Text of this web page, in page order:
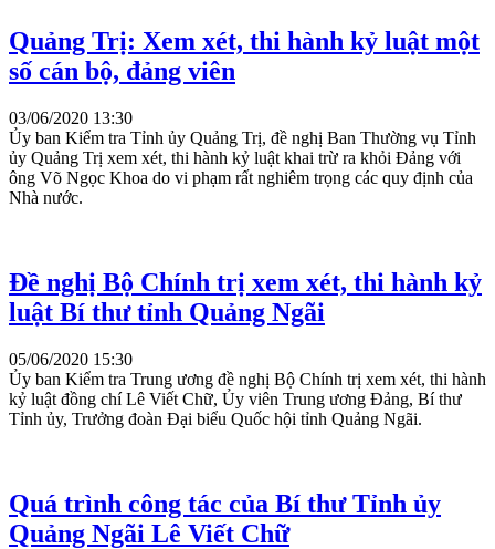
Quảng Trị: Xem xét, thi hành kỷ luật một
số cán bộ, đảng viên
03/06/2020 13:30
Ủy ban Kiểm tra Tỉnh ủy Quảng Trị, đề nghị Ban Thường vụ Tỉnh
ủy Quảng Trị xem xét, thi hành kỷ luật khai trừ ra khỏi Đảng với
ông Võ Ngọc Khoa do vi phạm rất nghiêm trọng các quy định của
Nhà nước.
Đề nghị Bộ Chính trị xem xét, thi hành kỷ
luật Bí thư tỉnh Quảng Ngãi
05/06/2020 15:30
Ủy ban Kiểm tra Trung ương đề nghị Bộ Chính trị xem xét, thi hành
kỷ luật đồng chí Lê Viết Chữ, Ủy viên Trung ương Đảng, Bí thư
Tỉnh ủy, Trưởng đoàn Đại biểu Quốc hội tỉnh Quảng Ngãi.
Quá trình công tác của Bí thư Tỉnh ủy
Quảng Ngãi Lê Viết Chữ